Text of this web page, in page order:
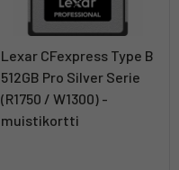
Lexar CFexpress Type B
512GB Pro Silver Serie
(R1750 / W1300) -
muistikortti